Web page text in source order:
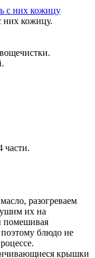
них кожицу.
части.
разогреваем
их на
помешивая
блюдо не
крышки